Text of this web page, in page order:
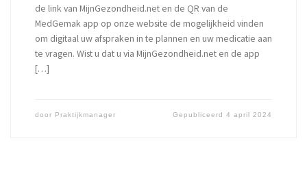
de link van MijnGezondheid.net en de QR van de
MedGemak app op onze website de mogelijkheid vinden
om digitaal uw afspraken in te plannen en uw medicatie aan
te vragen. Wist u dat u via MijnGezondheid.net en de app
[…]
door Praktijkmanager Gepubliceerd4 april 2024